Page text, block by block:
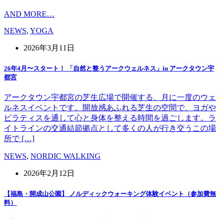
AND MORE…
NEWS, YOGA
2026年3月11日
26年4月〜スタート！ 「自然と整うアークウェルネス」in アークタウン宇
都宮
アークタウン宇都宮の芝生広場で開催する、月に一度のウェ
ルネスイベントです。開放感あふれる芝生の空間で、ヨガや
ピラティスを通して心と身体を整える時間を過ごします。ラ
イトラインの交通結節拠点として多くの人が行き交うこの場
所で […]
NEWS, NORDIC WALKING
2026年2月12日
【福島・開成山公園】 ノルディックウォーキング体験イベント（参加費無
料）